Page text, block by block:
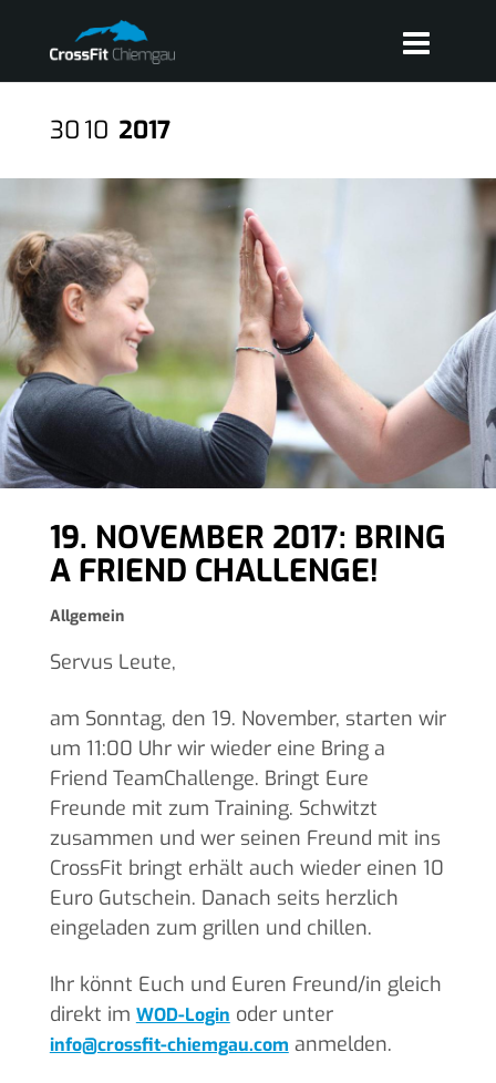
30 10 2017
19. NOVEMBER 2017: BRING
A FRIEND CHALLENGE!
Allgemein
Servus Leute,
am Sonntag, den 19. November, starten wir
um 11:00 Uhr wir wieder eine Bring a
Friend TeamChallenge. Bringt Eure
Freunde mit zum Training. Schwitzt
zusammen und wer seinen Freund mit ins
CrossFit bringt erhält auch wieder einen 10
Euro Gutschein. Danach seits herzlich
eingeladen zum grillen und chillen.
Ihr könnt Euch und Euren Freund/in gleich
direkt im WOD-Login oder unter
info@crossfit-chiemgau.com anmelden.